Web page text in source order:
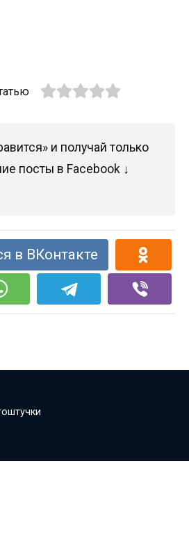
и получай только
посты в Facebook ↓
в ВКонтакте